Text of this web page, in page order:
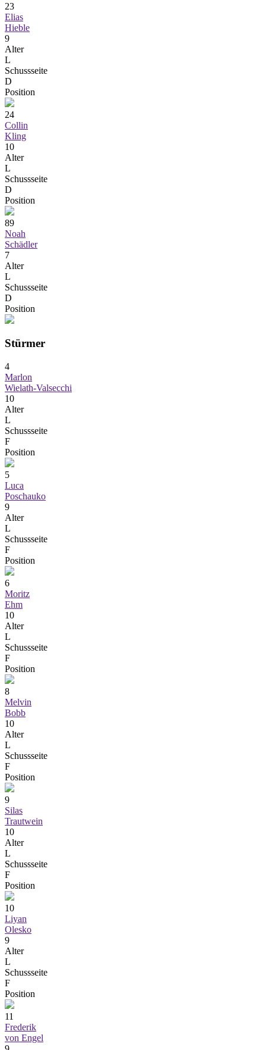
23
Elias
Hieble
9
Alter
L
Schussseite
D
Position
24
Collin
Kling
10
Alter
L
Schussseite
D
Position
89
Noah
Schädler
7
Alter
L
Schussseite
D
Position
Stürmer
4
Marlon
Wielath-Valsecchi
10
Alter
L
Schussseite
F
Position
5
Luca
Poschauko
9
Alter
L
Schussseite
F
Position
6
Moritz
Ehm
10
Alter
L
Schussseite
F
Position
8
Melvin
Bobb
10
Alter
L
Schussseite
F
Position
9
Silas
Trautwein
10
Alter
L
Schussseite
F
Position
10
Liyan
Olesko
9
Alter
L
Schussseite
F
Position
11
Frederik
von Engel